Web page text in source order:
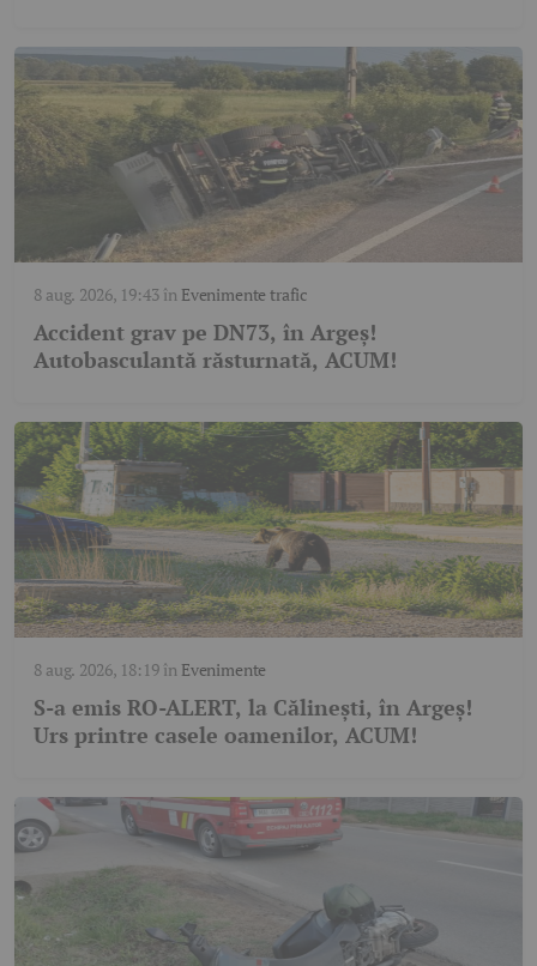
8 aug. 2026, 19:43în Evenimente trafic
Accident grav pe DN73, în Argeș!
Autobasculantă răsturnată, ACUM!
8 aug. 2026, 18:19în Evenimente
S-a emis RO-ALERT, la Călinești, în Argeș!
Urs printre casele oamenilor, ACUM!